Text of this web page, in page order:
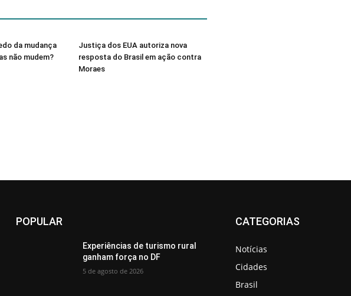
da mudança
não mudem?
Justiça dos EUA autoriza nova
resposta do Brasil em ação contra
Moraes
POPULAR
Experiências de turismo rural
ganham força no DF
5 de agosto de 2026
CATEGORIAS
Notícias
Cidades
Brasil